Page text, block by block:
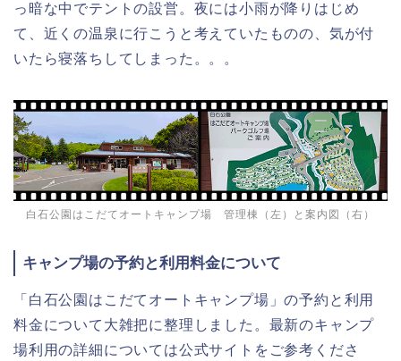
っ暗な中でテントの設営。夜には小雨が降りはじめ
て、近くの温泉に行こうと考えていたものの、気が付
いたら寝落ちしてしまった。。。
白石公園はこだてオートキャンプ場 管理棟（左）と案内図（右）
キャンプ場の予約と利用料金について
「白石公園はこだてオートキャンプ場」の予約と利用
料金について大雑把に整理しました。最新のキャンプ
場利用の詳細については公式サイトをご参考くださ